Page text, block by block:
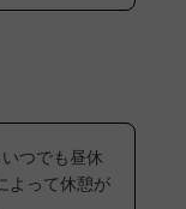
つでも昼休
よって休憩が